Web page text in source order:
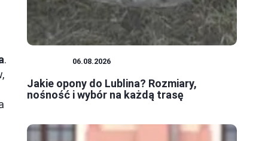
.
06.08.2026
Jakie opony do Lublina? Rozmiary,
nośność i wybór na każdą trasę